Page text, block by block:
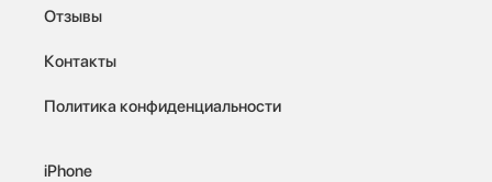
Отзывы
Контакты
Политика конфиденциальности
iPhone